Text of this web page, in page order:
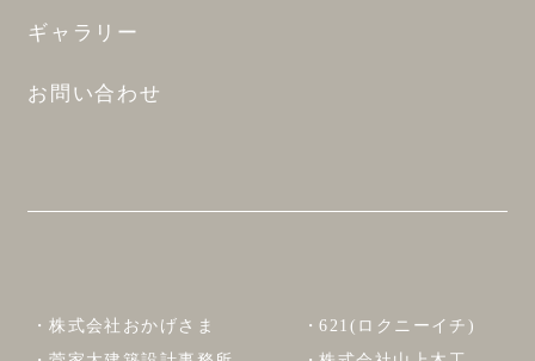
ギャラリー
お問い合わせ
株式会社おかげさま
621(ロクニーイチ)